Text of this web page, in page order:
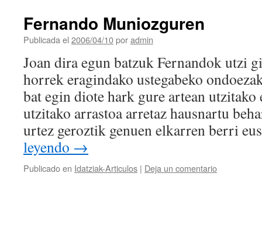
Fernando Muniozguren
Publicada el 2006/04/10poradmin
Joan dira egun batzuk Fernandok utzi
horrek eragindako ustegabeko
bat egin diote hark gure artean utzitako
utzitako arrastoa arretaz hausnartu
urtez geroztik genuen elkarren berri
leyendo →
Publicado en Idatziak-Articulos | Deja un comentario